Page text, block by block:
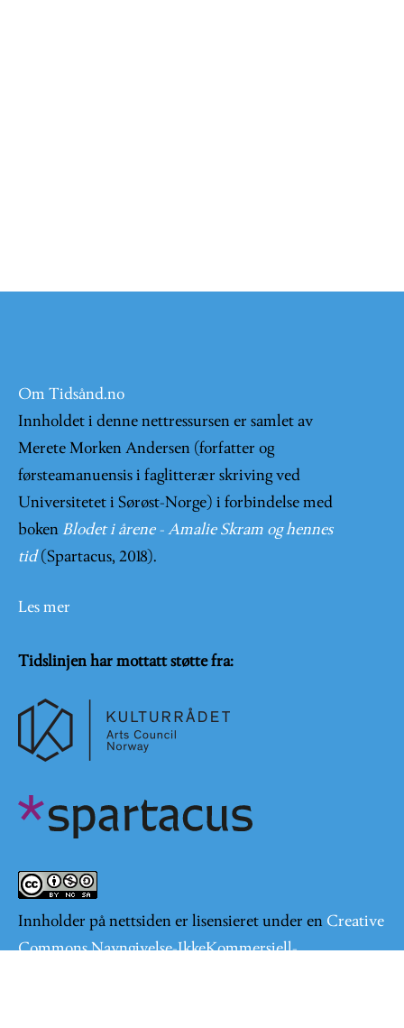
Om Tidsånd.no
Innholdet i denne nettressursen er samlet av
Merete Morken Andersen (forfatter og
førsteamanuensis i faglitterær skriving ved
Universitetet i Sørøst-Norge) i forbindelse med
boken Blodet i årene - Amalie Skram og hennes
tid (Spartacus, 2018).
Les mer
Tidslinjen har mottatt støtte fra:
Innholder på nettsiden er lisensieret under en Creative
Commons Navngivelse-IkkeKommersiell-